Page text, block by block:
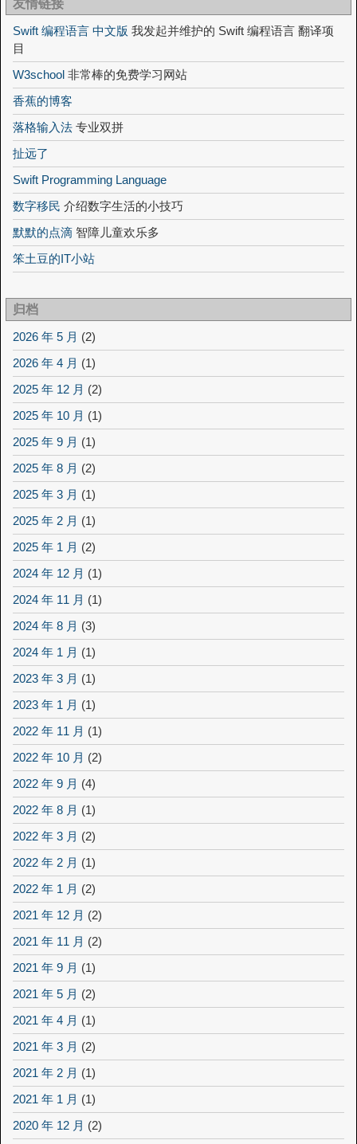
友情链接
Swift 编程语言 中文版 我发起并维护的 Swift 编程语言 翻译项
目
W3school 非常棒的免费学习网站
香蕉的博客
落格输入法 专业双拼
扯远了
Swift Programming Language
数字移民 介绍数字生活的小技巧
默默的点滴 智障儿童欢乐多
笨土豆的IT小站
归档
2026 年 5 月 (2)
2026 年 4 月 (1)
2025 年 12 月 (2)
2025 年 10 月 (1)
2025 年 9 月 (1)
2025 年 8 月 (2)
2025 年 3 月 (1)
2025 年 2 月 (1)
2025 年 1 月 (2)
2024 年 12 月 (1)
2024 年 11 月 (1)
2024 年 8 月 (3)
2024 年 1 月 (1)
2023 年 3 月 (1)
2023 年 1 月 (1)
2022 年 11 月 (1)
2022 年 10 月 (2)
2022 年 9 月 (4)
2022 年 8 月 (1)
2022 年 3 月 (2)
2022 年 2 月 (1)
2022 年 1 月 (2)
2021 年 12 月 (2)
2021 年 11 月 (2)
2021 年 9 月 (1)
2021 年 5 月 (2)
2021 年 4 月 (1)
2021 年 3 月 (2)
2021 年 2 月 (1)
2021 年 1 月 (1)
2020 年 12 月 (2)